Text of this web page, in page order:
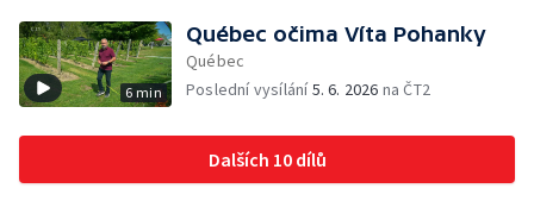
6 min
Québec očima Víta Pohanky
Québec
Poslední vysílání5. 6. 2026 na ČT2
Dalších 10 dílů